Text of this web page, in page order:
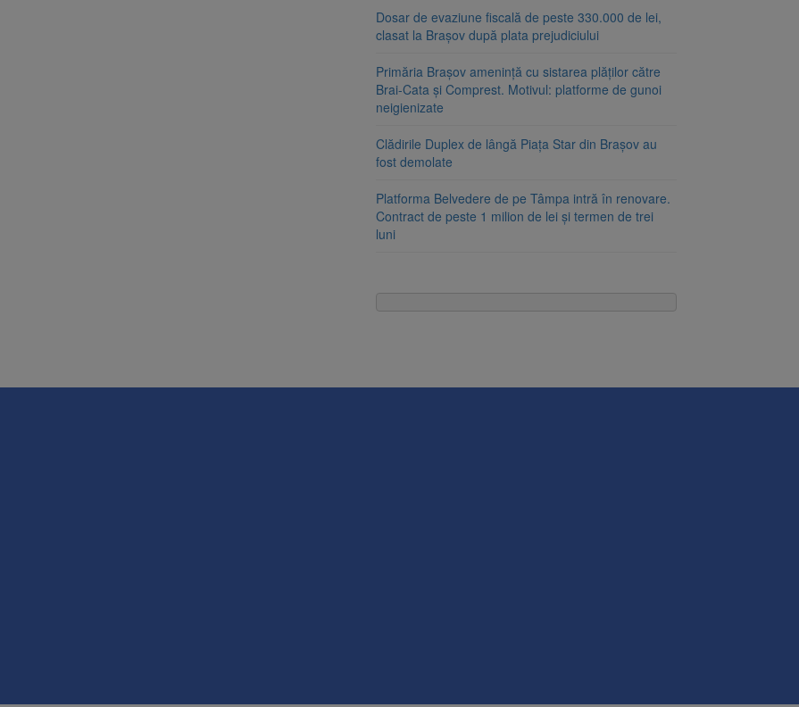
Dosar de evaziune fiscală de peste 330.000 de lei,
clasat la Brașov după plata prejudiciului
Primăria Brașov amenință cu sistarea plăților către
Brai-Cata și Comprest. Motivul: platforme de gunoi
neigienizate
Clădirile Duplex de lângă Piața Star din Brașov au
fost demolate
Platforma Belvedere de pe Tâmpa intră în renovare.
Contract de peste 1 milion de lei și termen de trei
luni